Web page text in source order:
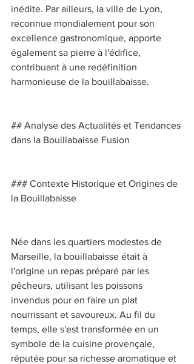
inédite. Par ailleurs, la ville de Lyon,
reconnue mondialement pour son
excellence gastronomique, apporte
également sa pierre à l'édifice,
contribuant à une redéfinition
harmonieuse de la bouillabaisse.
## Analyse des Actualités et Tendances
dans la Bouillabaisse Fusion
### Contexte Historique et Origines de
la Bouillabaisse
Née dans les quartiers modestes de
Marseille, la bouillabaisse était à
l'origine un repas préparé par les
pêcheurs, utilisant les poissons
invendus pour en faire un plat
nourrissant et savoureux. Au fil du
temps, elle s'est transformée en un
symbole de la cuisine provençale,
réputée pour sa richesse aromatique et